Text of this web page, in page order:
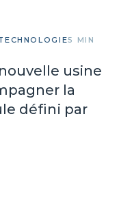
5 MIN
usine
la
défini par